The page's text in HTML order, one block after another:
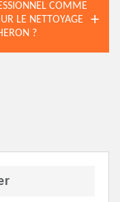
COMME
LE NETTOYAGE
?